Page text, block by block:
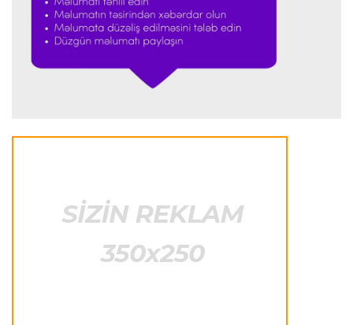
Formula-1 23:18 08.08.2026
“Ferrari”nin sabiq mühəndisi Həmiltonu
Şumaxerlə müqayisə etdi
PSJ “Mançester Yunayted”lə heç-heçə etdi